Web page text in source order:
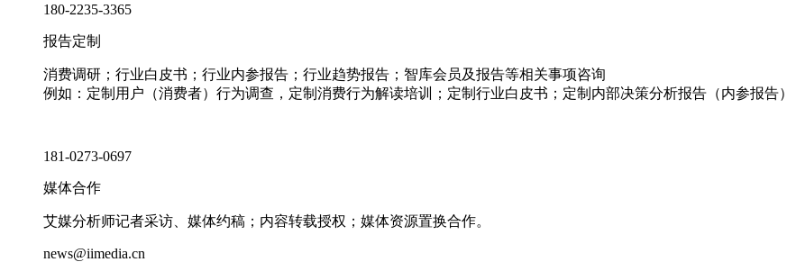
180-2235-3365
报告定制
消费调研；行业白皮书；行业内参报告；行业趋势报告；智库会员及报告等相关事项咨询
例如：定制用户（消费者）行为调查，定制消费行为解读培训；定制行业白皮书；定制内部决策分析报告（内参报告）
181-0273-0697
媒体合作
艾媒分析师记者采访、媒体约稿；内容转载授权；媒体资源置换合作。
news@iimedia.cn